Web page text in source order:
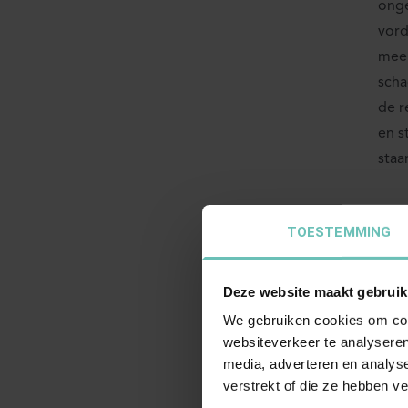
TOESTEMMING
Deze website maakt
We gebruiken cookies om
websiteverkeer te
media, adverteren en
verstrekt of die ze hebben
de
en
Het
van
(zie